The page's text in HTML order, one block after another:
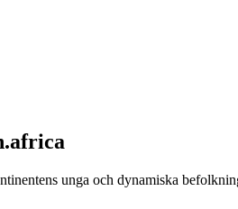
unga och dynamiska